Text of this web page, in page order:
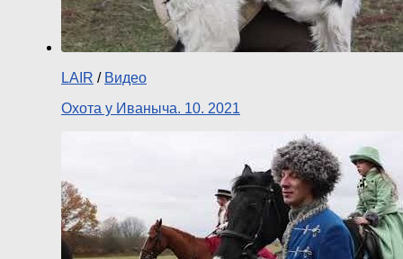
LAIR / Видео
Охота у Иваныча. 10. 2021